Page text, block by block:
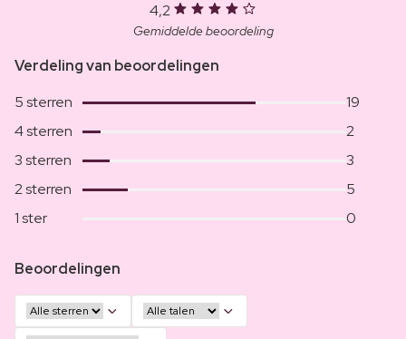
4,2
Gemiddelde beoordeling
Verdeling van beoordelingen
5 sterren
19
4 sterren
2
3 sterren
3
2 sterren
5
1 ster
0
Beoordelingen